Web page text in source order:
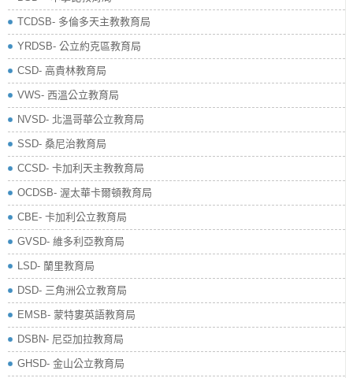
TCDSB- 多倫多天主教教育局
YRDSB- 公立約克區教育局
​CSD- 高貴林教育局
VWS- 西溫公立教育局
NVSD- 北溫哥華公立教育局
SSD- 桑尼治教育局
CCSD- 卡加利天主教教育局
OCDSB- 渥太華卡爾頓教育局
CBE- 卡加利公立教育局
GVSD- 維多利亞教育局
LSD- 蘭里教育局
DSD- 三角洲公立教育局
EMSB- 蒙特婁英語教育局
DSBN- 尼亞加拉教育局
GHSD- 金山公立教育局